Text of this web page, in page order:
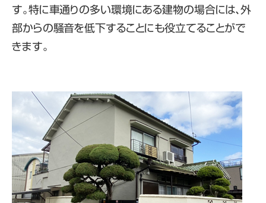
す。特に車通りの多い環境にある建物の場合には、外
部からの騒音を低下することにも役立てることがで
きます。